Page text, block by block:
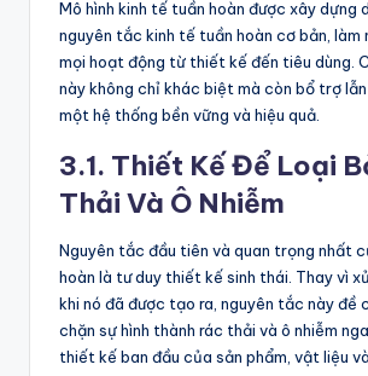
Mô hình kinh tế tuần hoàn được xây dựng
nguyên tắc kinh tế tuần hoàn cơ bản, làm
mọi hoạt động từ thiết kế đến tiêu dùng.
này không chỉ khác biệt mà còn bổ trợ
một hệ thống bền vững và hiệu quả.
3.1. Thiết Kế Để Loại
Thải Và Ô Nhiễm
Nguyên tắc đầu tiên và quan trọng nhất
hoàn là tư duy thiết kế sinh thái. Thay vì
khi nó đã được tạo ra, nguyên tắc này đề
chặn sự hình thành rác thải và ô nhiễm
thiết kế ban đầu của sản phẩm, vật liệu